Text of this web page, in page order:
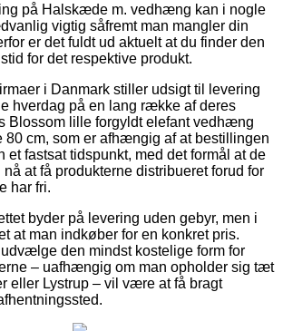
på Halskæde m. vedhæng kan i nogle
vigtig såfremt man mangler din
er det fuldt ud aktuelt at du finder den
for det respektive produkt.
i Danmark stiller udsigt til levering
hverdag på en lang række af deres
Blossom lille forgyldt elefant vedhæng
cm, som er afhængig af at bestillingen
et fastsat tidspunkt, med det formål at de
at få produkterne distribueret forud for
har fri.
byder på levering uden gebyr, men i
at man indkøber for en konkret pris.
den mindst kostelige form for
– uafhængig om man opholder sig tæt
eller Lystrup – vil være at få bragt